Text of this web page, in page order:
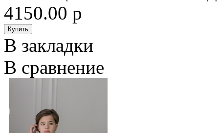
4150.00 р
В закладки
В сравнение